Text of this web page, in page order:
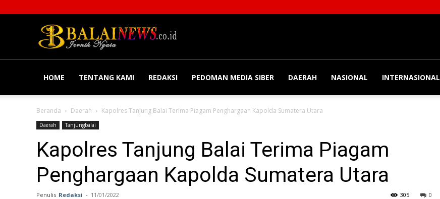
HOME TENTANG KAMI REDAKSI PEDOMAN MEDIA SIBER DAERAH NASIONAL INTERNASIONAL
Beranda Daerah Kapolres Tanjung Balai Terima Piagam Penghargaan Kapolda Sumatera Utara
Daerah Tanjungbalai
Kapolres Tanjung Balai Terima Piagam
Penghargaan Kapolda Sumatera Utara
Penulis Redaksi - 11/01/2022 0
305